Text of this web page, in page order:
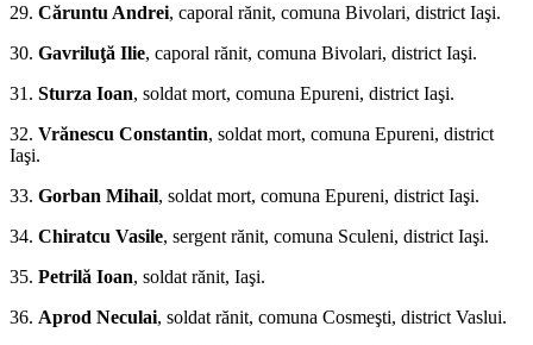
29. Căruntu Andrei, caporal ră­nit, comuna Bivolari, district Iaşi.
30. Gavriluţă Ilie, caporal rănit, comuna Bivolari, district Iaşi.
31. Sturza Ioan, soldat mort, comuna Epureni, district Iaşi.
32. Vrănescu Constantin, soldat mort, comuna Epureni, district
Iaşi.
33. Gorban Mihail, soldat mort, comuna Epureni, district Iaşi.
34. Chiratcu Vasile, sergent ră­nit, comuna Sculeni, district Iaşi.
35. Petrilă Ioan, soldat rănit, Iaşi.
36. Aprod Neculai, soldat rănit, comuna Cosmeşti, district Vaslui.